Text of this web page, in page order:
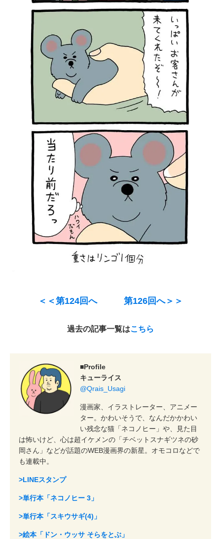
＜＜第124回へ 第126回へ＞＞
過去の記事一覧はこちら
■Profile
キューライス
@Qrais_Usagi
漫画家、イラストレーター、アニメー
ター。かわいそうで、なんだかかわい
い残念な猫「ネコノヒー」や、見た目
は怖いけど、心は超イケメンの「チベットスナギツネの砂
岡さん」などが話題のWEB漫画界の新星。オモコロなどで
も連載中。
>LINEスタンプ
>単行本「ネコノヒー 3」
>単行本「スキウサギ(4)」
>絵本「ドン・ウッサ そらをとぶ」